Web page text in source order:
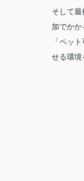
そして
加でか
「ペッ
せる環境